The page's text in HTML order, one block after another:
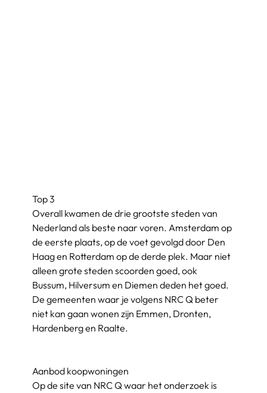
Top 3
Overall kwamen de drie grootste steden van
Nederland als beste naar voren. Amsterdam op
de eerste plaats, op de voet gevolgd door Den
Haag en Rotterdam op de derde plek. Maar niet
alleen grote steden scoorden goed, ook
Bussum, Hilversum en Diemen deden het goed.
De gemeenten waar je volgens NRC Q beter
niet kan gaan wonen zijn Emmen, Dronten,
Hardenberg en Raalte.
Aanbod koopwoningen
Op de site van NRC Q waar het onderzoek is